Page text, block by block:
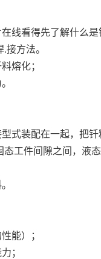
线看得先了解什么
.接方法。
熔化；
式装配在一起，把
态工件间隙之间，
能）；
；